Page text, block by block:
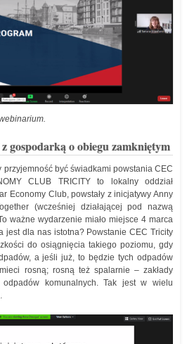
gospodarką o obiegu zamkniętym
przyjemność być świadkami powstania CEC
CLUB TRICITY to lokalny oddział
Economy Club, powstały z inicjatywy Anny
(wcześniej działającej pod nazwą
ważne wydarzenie miało miejsce 4 marca
jest dla nas istotna? Powstanie CEC Tricity
do osiągnięcia takiego poziomu, gdy
a jeśli już, to będzie tych odpadów
rosną; rosną też spalarnie – zakłady
odpadów komunalnych. Tak jest w wielu